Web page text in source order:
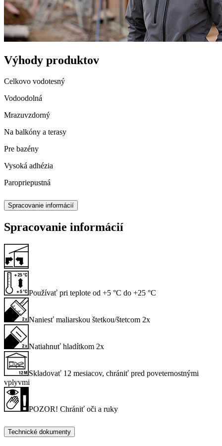
Výhody produktov
Celkovo vodotesný
Vodoodolná
Mrazuvzdorný
Na balkóny a terasy
Pre bazény
Vysoká adhézia
Paropriepustná
Spracovanie informácií
Spracovanie informácií
Používať pri teplote od +5 °C do +25 °C
Naniesť maliarskou štetkou/štetcom 2x
Natiahnuť hladítkom 2x
Skladovať 12 mesiacov, chrániť pred poveternostnými
vplyvmi
POZOR! Chrániť oči a ruky
Technické dokumenty